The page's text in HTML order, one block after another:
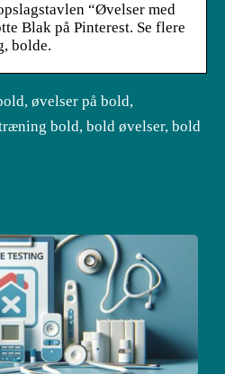
“Øvelser med
Blak på Pinterest. Se flere
bolde.
øvelser på bold,
bold, bold øvelser, bold